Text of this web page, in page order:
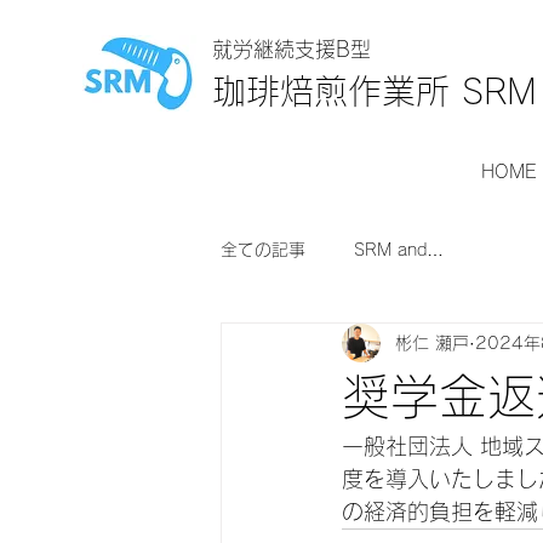
就労継続支援B型
珈琲焙煎作業所 SRM
HOME
全ての記事 SRM and…
奨学金
彬仁 瀬戸 2024年
一般社団法人 地域
度を導入いたしま
の経済的負担を軽